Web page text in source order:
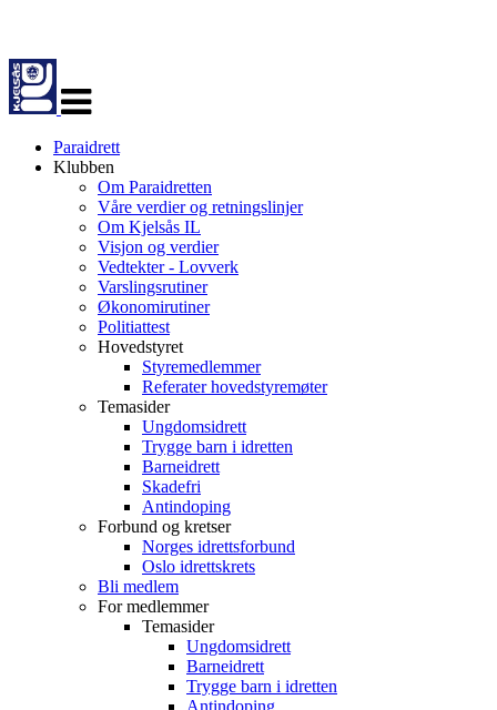
navigasjon
Paraidrett
Klubben
Om Paraidretten
Våre verdier og retningslinjer
Om Kjelsås IL
Visjon og verdier
Vedtekter - Lovverk
Varslingsrutiner
Økonomirutiner
Politiattest
Hovedstyret
Styremedlemmer
Referater hovedstyremøter
Temasider
Ungdomsidrett
Trygge barn i idretten
Barneidrett
Skadefri
Antindoping
Forbund og kretser
Norges idrettsforbund
Oslo idrettskrets
Bli medlem
For medlemmer
Temasider
Ungdomsidrett
Barneidrett
Trygge barn i idretten
Antindoping